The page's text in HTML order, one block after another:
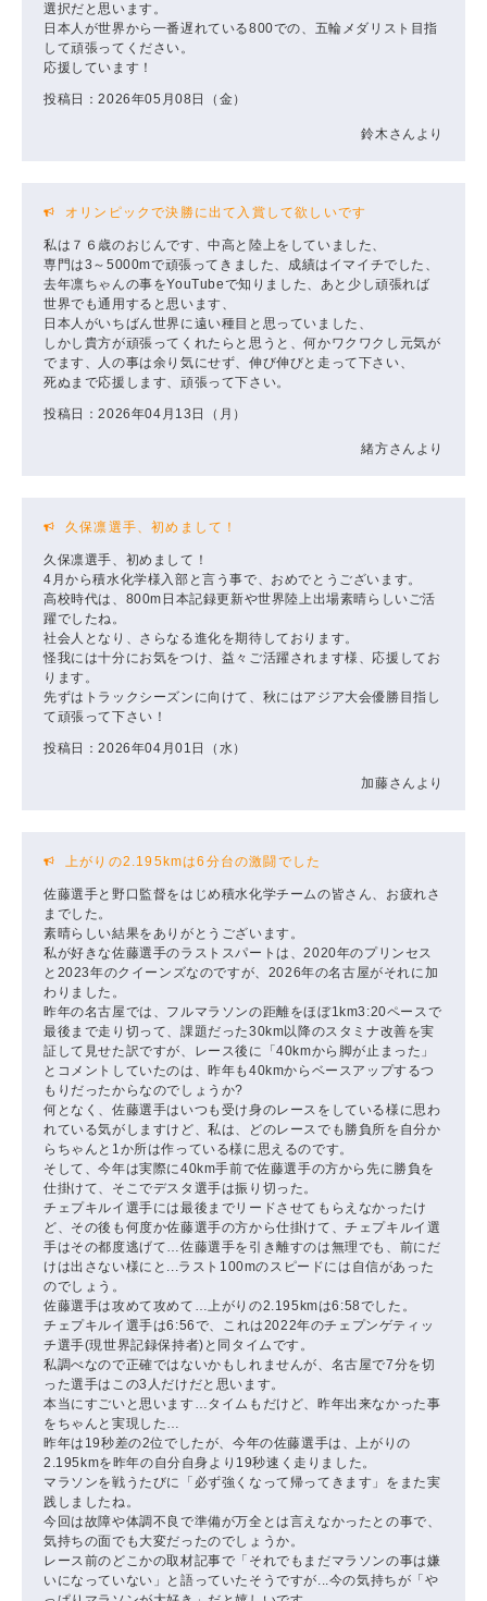
選択だと思います。
日本人が世界から一番遅れている800での、五輪メダリスト目指
して頑張ってください。
応援しています！
投稿日：2026年05月08日（金）
鈴木さんより
オリンピックで決勝に出て入賞して欲しいです
私は７６歳のおじんです、中高と陸上をしていました、
専門は3～5000mで頑張ってきました、成績はイマイチでした、
去年凛ちゃんの事をYouTubeで知りました、あと少し頑張れば
世界でも通用すると思います、
日本人がいちばん世界に遠い種目と思っていました、
しかし貴方が頑張ってくれたらと思うと、何かワクワクし元気が
でます、人の事は余り気にせず、伸び伸びと走って下さい、
死ぬまで応援します、頑張って下さい。
投稿日：2026年04月13日（月）
緒方さんより
久保凛選手、初めまして！
久保凛選手、初めまして！
4月から積水化学様入部と言う事で、おめでとうございます。
高校時代は、800m日本記録更新や世界陸上出場素晴らしいご活
躍でしたね。
社会人となり、さらなる進化を期待しております。
怪我には十分にお気をつけ、益々ご活躍されます様、応援してお
ります。
先ずはトラックシーズンに向けて、秋にはアジア大会優勝目指し
て頑張って下さい！
投稿日：2026年04月01日（水）
加藤さんより
上がりの2.195kmは6分台の激闘でした
佐藤選手と野口監督をはじめ積水化学チームの皆さん、お疲れさ
までした。
素晴らしい結果をありがとうございます。
私が好きな佐藤選手のラストスパートは、2020年のプリンセス
と2023年のクイーンズなのですが、2026年の名古屋がそれに加
わりました。
昨年の名古屋では、フルマラソンの距離をほぼ1km3:20ペースで
最後まで走り切って、課題だった30km以降のスタミナ改善を実
証して見せた訳ですが、レース後に「40kmから脚が止まった」
とコメントしていたのは、昨年も40kmからベースアップするつ
もりだったからなのでしょうか?
何となく、佐藤選手はいつも受け身のレースをしている様に思わ
れている気がしますけど、私は、どのレースでも勝負所を自分か
らちゃんと1か所は作っている様に思えるのです。
そして、今年は実際に40km手前で佐藤選手の方から先に勝負を
仕掛けて、そこでデスタ選手は振り切った。
チェプキルイ選手には最後までリードさせてもらえなかったけ
ど、その後も何度か佐藤選手の方から仕掛けて、チェプキルイ選
手はその都度逃げて…佐藤選手を引き離すのは無理でも、前にだ
けは出さない様にと...ラスト100mのスピードには自信があった
のでしょう。
佐藤選手は攻めて攻めて…上がりの2.195kmは6:58でした。
チェプキルイ選手は6:56で、これは2022年のチェプンゲティッ
チ選手(現世界記録保持者)と同タイムです。
私調べなので正確ではないかもしれませんが、名古屋で7分を切
った選手はこの3人だけだと思います。
本当にすごいと思います…タイムもだけど、昨年出来なかった事
をちゃんと実現した…
昨年は19秒差の2位でしたが、今年の佐藤選手は、上がりの
2.195kmを昨年の自分自身より19秒速く走りました。
マラソンを戦うたびに「必ず強くなって帰ってきます」をまた実
践しましたね。
今回は故障や体調不良で準備が万全とは言えなかったとの事で、
気持ちの面でも大変だったのでしょうか。
レース前のどこかの取材記事で「それでもまだマラソンの事は嫌
いになっていない」と語っていたそうですが...今の気持ちが「や